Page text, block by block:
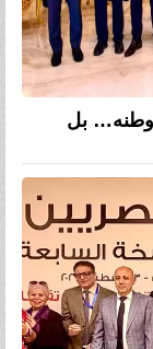
بل